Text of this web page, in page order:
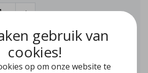
+
aan winkelwagen
verlanglijst toevoegen
gebruik van
cookies!
op om onze website te